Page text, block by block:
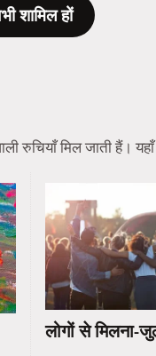
शामिल हों
मिल जाती हैं। यहाँ
लोगों से मिलना-